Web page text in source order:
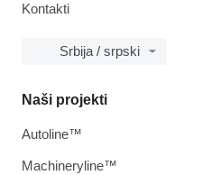
Kontakti
Srbija / srpski
Naši projekti
Autoline™
Machineryline™